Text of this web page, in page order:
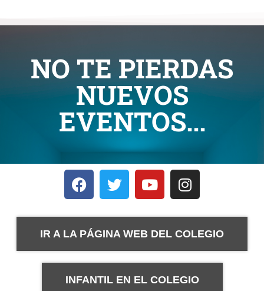
NO TE PIERDAS
NUEVOS
EVENTOS...
IR A LA PÁGINA WEB DEL COLEGIO
INFANTIL EN EL COLEGIO